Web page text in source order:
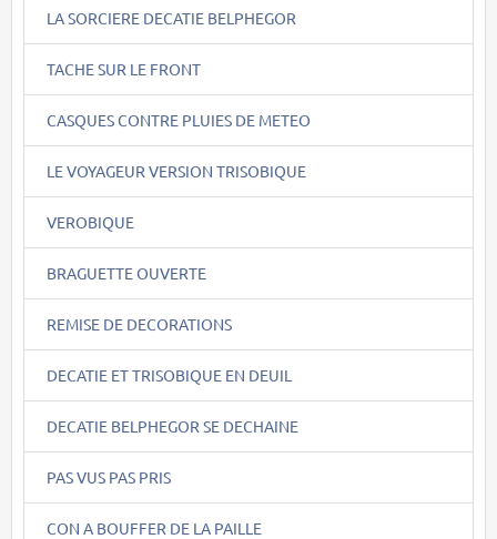
LA SORCIERE DECATIE BELPHEGOR
TACHE SUR LE FRONT
CASQUES CONTRE PLUIES DE METEO
LE VOYAGEUR VERSION TRISOBIQUE
VEROBIQUE
BRAGUETTE OUVERTE
REMISE DE DECORATIONS
DECATIE ET TRISOBIQUE EN DEUIL
DECATIE BELPHEGOR SE DECHAINE
PAS VUS PAS PRIS
CON A BOUFFER DE LA PAILLE